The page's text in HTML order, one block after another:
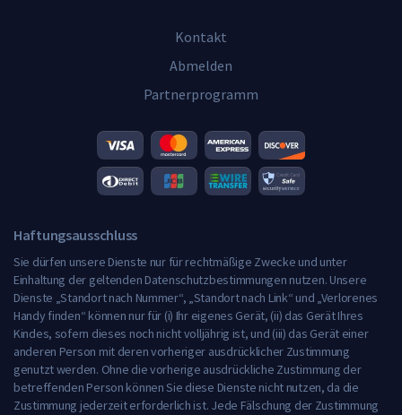
Kontakt
Abmelden
Partnerprogramm
Haftungsausschluss
Sie dürfen unsere Dienste nur für rechtmäßige Zwecke und unter
Einhaltung der geltenden Datenschutzbestimmungen nutzen. Unsere
Dienste „Standort nach Nummer“, „Standort nach Link“ und „Verlorenes
Handy finden“ können nur für (i) Ihr eigenes Gerät, (ii) das Gerät Ihres
Kindes, sofern dieses noch nicht volljährig ist, und (iii) das Gerät einer
anderen Person mit deren vorheriger ausdrücklicher Zustimmung
genutzt werden. Ohne die vorherige ausdrückliche Zustimmung der
betreffenden Person können Sie diese Dienste nicht nutzen, da die
Zustimmung jederzeit erforderlich ist. Jede Fälschung der Zustimmung